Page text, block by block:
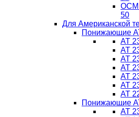
ОСМ
50
Для Американской
Понижающие
AT
AT
AT
AT
AT
AT
AT
Понижающие
AT